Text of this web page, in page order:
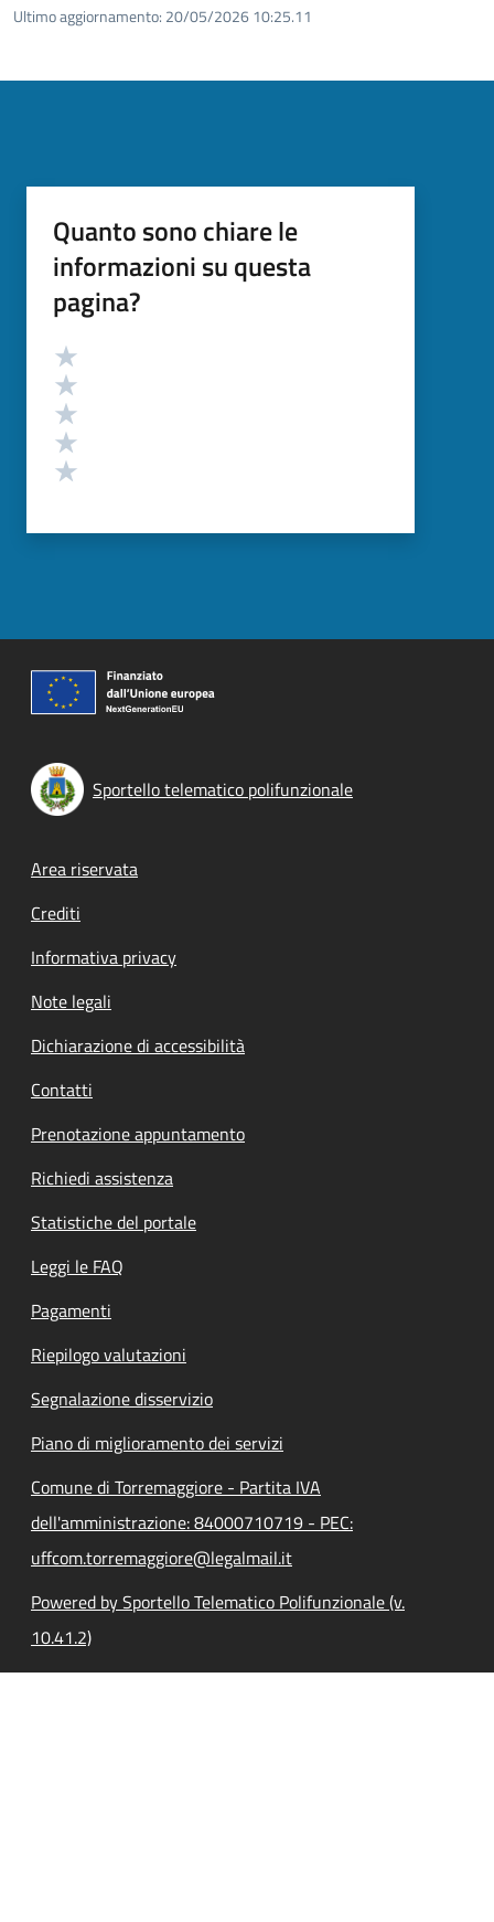
Ultimo aggiornamento: 20/05/2026 10:25.11
Quanto sono chiare le
informazioni su questa
pagina?
Valutazione
Sportello telematico polifunzionale
Footer menu
Area riservata
Crediti
Informativa privacy
Note legali
Dichiarazione di accessibilità
Contatti
Prenotazione appuntamento
Richiedi assistenza
Statistiche del portale
Leggi le FAQ
Pagamenti
Riepilogo valutazioni
Segnalazione disservizio
Piano di miglioramento dei servizi
Comune di Torremaggiore - Partita IVA
dell'amministrazione: 84000710719 - PEC:
uffcom.torremaggiore@legalmail.it
Powered by Sportello Telematico Polifunzionale (v.
10.41.2)